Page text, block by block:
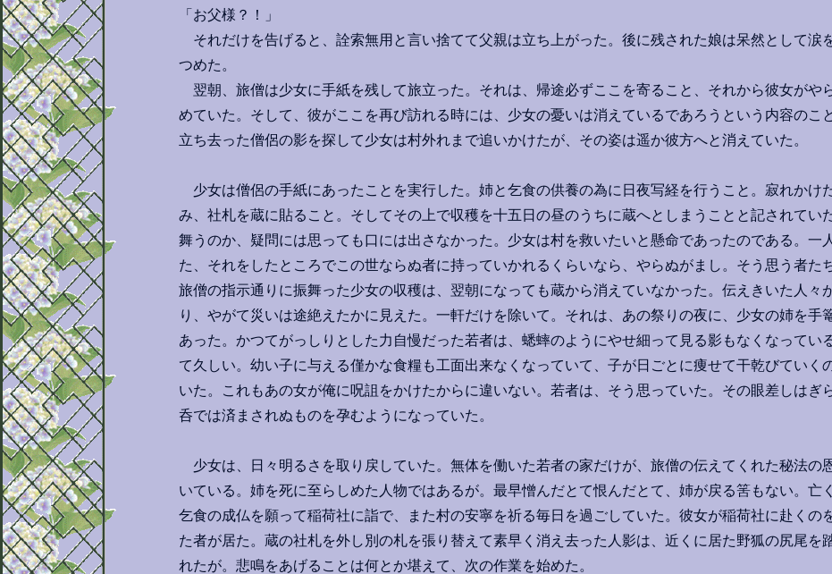
「お父様？！」
それだけを告げると、詮索無用と言い捨てて父親は立ち上がった。後に残された娘は呆然として涙
つめた。
翌朝、旅僧は少女に手紙を残して旅立った。それは、帰途必ずここを寄ること、それから彼女がや
めていた。そして、彼がここを再び訪れる時には、少女の憂いは消えているであろうという内容のこ
立ち去った僧侶の影を探して少女は村外れまで追いかけたが、その姿は遥か彼方へと消えていた。
少女は僧侶の手紙にあったことを実行した。姉と乞食の供養の為に日夜写経を行うこと。寂れかけ
み、社札を蔵に貼ること。そしてその上で収穫を十五日の昼のうちに蔵へとしまうことと記されてい
舞うのか、疑問には思っても口には出さなかった。少女は村を救いたいと懸命であったのである。一
た、それをしたところでこの世ならぬ者に持っていかれるくらいなら、やらぬがまし。そう思う者た
旅僧の指示通りに振舞った少女の収穫は、翌朝になっても蔵から消えていなかった。伝えきいた人々
り、やがて災いは途絶えたかに見えた。一軒だけを除いて。それは、あの祭りの夜に、少女の姉を手
あった。かつてがっしりとした力自慢だった若者は、蟋蟀のようにやせ細って見る影もなくなってい
て久しい。幼い子に与える僅かな食糧も工面出来なくなっていて、子が日ごとに痩せて干乾びていく
いた。これもあの女が俺に呪詛をかけたからに違いない。若者は、そう思っていた。その眼差しはぎ
呑では済まされぬものを孕むようになっていた。
少女は、日々明るさを取り戻していた。無体を働いた若者の家だけが、旅僧の伝えてくれた秘法の
いている。姉を死に至らしめた人物ではあるが。最早憎んだとて恨んだとて、姉が戻る筈もない。亡
乞食の成仏を願って稲荷社に詣で、また村の安寧を祈る毎日を過ごしていた。彼女が稲荷社に赴くの
た者が居た。蔵の社札を外し別の札を張り替えて素早く消え去った人影は、近くに居た野狐の尻尾を
れたが。悲鳴をあげることは何とか堪えて、次の作業を始めた。